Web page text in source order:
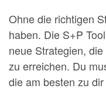
Ohne die richtigen
haben. Die S+P
neue Strategien,
zu erreichen. Du
die am besten zu